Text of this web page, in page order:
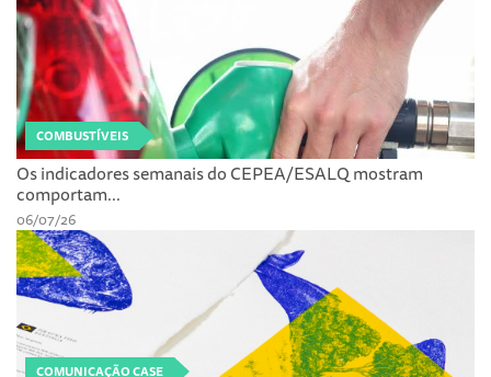
COMBUSTÍVEIS
Os indicadores semanais do CEPEA/ESALQ mostram
comportam...
06/07/26
COMUNICAÇÃO CASE